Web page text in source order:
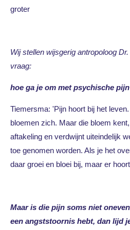
groter
Wij stellen wijsgerig antropoloog
vraag:
hoe ga je om met psychische
Tiemersma: 'Pijn hoort bij het
bloemen zich. Maar die bloem
aftakeling en verdwijnt uiteindelijk
toe genomen worden. Als je het
daar groei en bloei bij, maar er
Maar is die pijn soms niet
een angststoornis hebt, dan lijd